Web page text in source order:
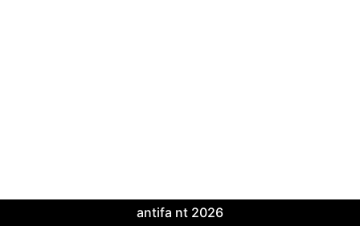
antifa nt 2026